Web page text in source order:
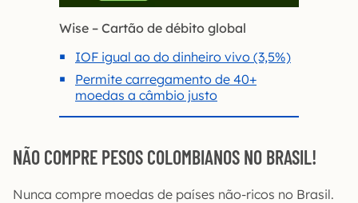
Wise – Cartão de débito global
IOF igual ao do dinheiro vivo (3,5%)
Permite carregamento de 40+
moedas a câmbio justo
NÃO COMPRE PESOS COLOMBIANOS NO BRASIL!
Nunca compre moedas de países não-ricos no Brasil.